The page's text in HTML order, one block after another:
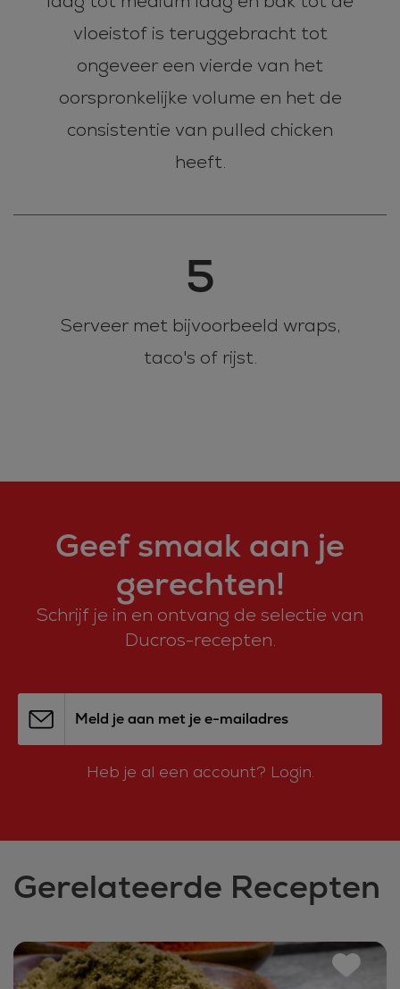
vloeistof is teruggebracht tot
ongeveer een vierde van het
oorspronkelijke volume en het de
consistentie van pulled chicken
heeft.
5
Serveer met bijvoorbeeld wraps,
taco's of rijst.
Geef smaak aan je
gerechten!
Schrijf je in en ontvang de selectie van
Ducros-recepten.
Meld je aan met je e-mailadres
Heb je al een account? Login.
Gerelateerde Recepten